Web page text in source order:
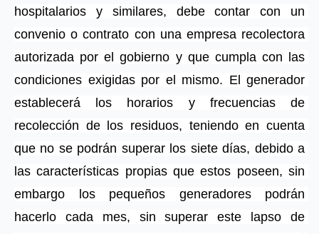
hospitalarios y similares, debe contar con un
convenio o contrato con una empresa recolectora
autorizada por el gobierno y que cumpla con las
condiciones exigidas por el mismo. El generador
establecerá los horarios y frecuencias de
recolección de los residuos, teniendo en cuenta
que no se podrán superar los siete días, debido a
las características propias que estos poseen, sin
embargo los pequeños generadores podrán
hacerlo cada mes, sin superar este lapso de